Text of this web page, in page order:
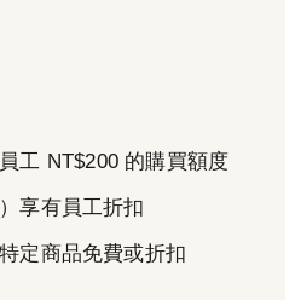
工 NT$200 的購買額度
享有員工折扣
定商品免費或折扣